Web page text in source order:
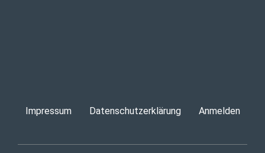
Impressum Datenschutzerklärung Anmelden